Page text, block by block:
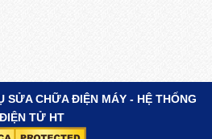
SỬA CHỮA ĐIỆN MÁY - HỆ THỐNG
ĐIỆN TỬ HT